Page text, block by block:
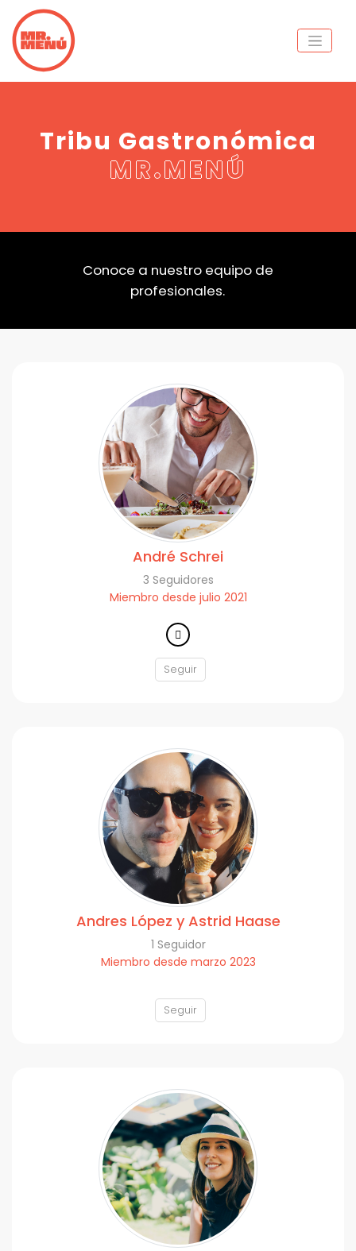
Tribu Gastronómica
MR.MENÚ
Conoce a nuestro equipo de
profesionales.
André Schrei
3 Seguidores
Miembro desde julio 2021
Seguir
Andres López y Astrid Haase
1 Seguidor
Miembro desde marzo 2023
Seguir